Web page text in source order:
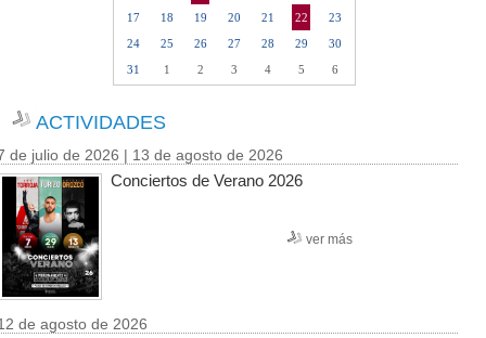
17
18 19 20 21 22
23
24
25 26 27 28 29
30
31
1 2 3 4 5 6
ACTIVIDADES
de julio de 2026 | 13 de agosto de 2026
Conciertos de Verano 2026
ver más
de agosto de 2026